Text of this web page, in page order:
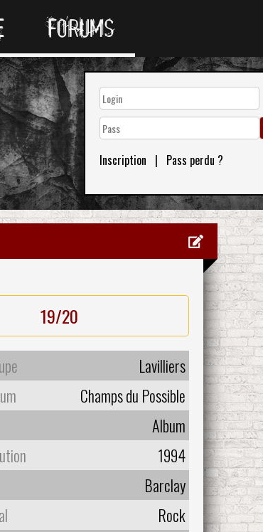
FORUMS
Inscription | Pass perdu ?
19/20
Lavilliers
Champs du Possible
Album
1994
Barclay
Rock